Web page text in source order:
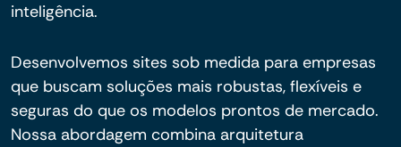
inteligência.
Desenvolvemos sites sob medida para empresas
que buscam soluções mais robustas, flexíveis e
seguras do que os modelos prontos de mercado.
Nossa abordagem combina arquitetura